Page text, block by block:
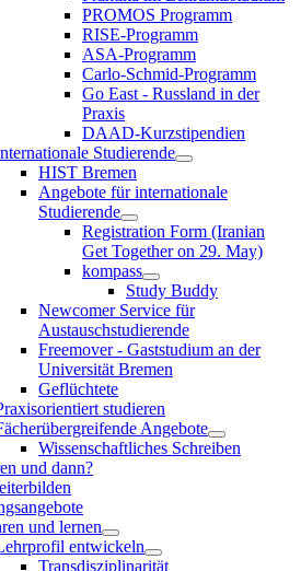
PROMOS Programm
RISE-Programm
ASA-Programm
Carlo-Schmid-Programm
Go East - Russland in der
Praxis
DAAD-Kurzstipendien
Studierende
HIST Bremen
Angebote für internationale
Studierende
Registration Form (Iranian
Get Together on 29. May)
kompass
Study Buddy
Newcomer Service für
Austauschstudierende
Freemover - Gaststudium an der
Universität Bremen
Geflüchtete
studieren
Angebote
Wissenschaftliches Schreiben
und dann?
und lernen
entwickeln
Transdisziplinarität